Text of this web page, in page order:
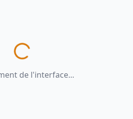
de l'interface...